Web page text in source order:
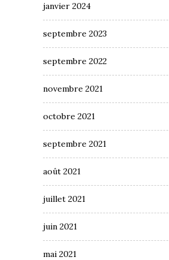
janvier 2024
septembre 2023
septembre 2022
novembre 2021
octobre 2021
septembre 2021
août 2021
juillet 2021
juin 2021
mai 2021